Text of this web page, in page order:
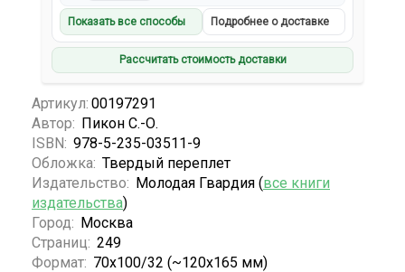
Показать все способы Подробнее о доставке
Рассчитать стоимость доставки
Артикул: 00197291
Автор: Пикон С.-О.
ISBN: 978-5-235-03511-9
Обложка: Твердый переплет
Издательство: Молодая Гвардия (все книги
издательства)
Город: Москва
Страниц: 249
Формат: 70x100/32 (~120х165 мм)